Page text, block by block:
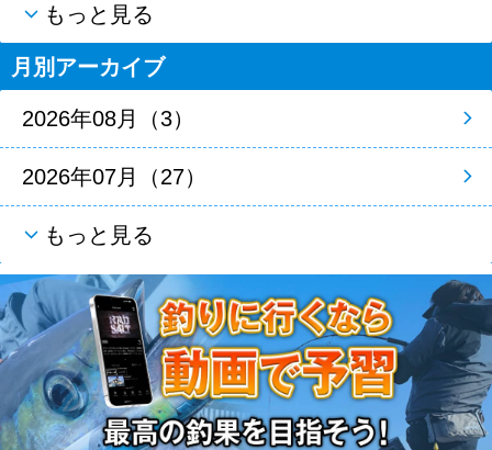
もっと見る
月別アーカイブ
2026年08月（3）
2026年07月（27）
もっと見る